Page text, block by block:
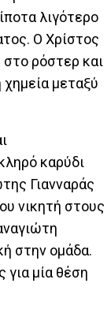
λιγότερο
Ο Χρίστος
ρόστερ και
μεταξύ
καρύδι
Γιανναράς
νικητή στους
στην ομάδα.
για μία θέση